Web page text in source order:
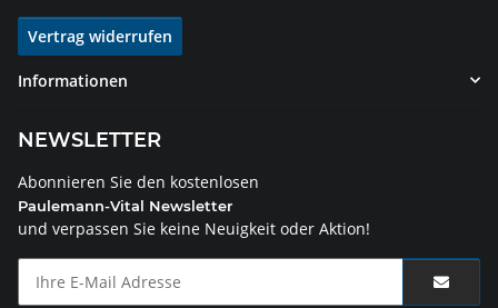
Vertrag widerrufen
Informationen
NEWSLETTER
Abonnieren Sie den kostenlosen
Paulemann-Vital Newsletter
und verpassen Sie keine Neuigkeit oder Aktion!